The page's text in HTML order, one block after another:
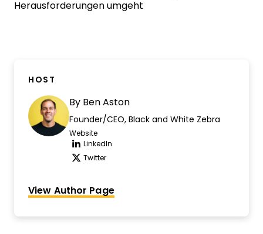
Herausforderungen umgeht
HOST
By Ben Aston
Founder/CEO, Black and White Zebra
Website
Opens new window
LinkedIn
Opens new window
Twitter
Opens new window
View Author Page